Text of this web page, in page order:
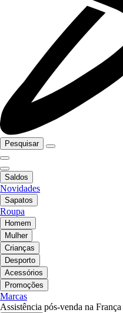
Pesquisar
Saldos
Novidades
Sapatos
Roupa
Homem
Mulher
Crianças
Desporto
Acessórios
Promoções
Marcas
Assistência pós-venda na França